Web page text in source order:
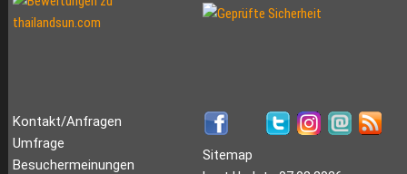
Kontakt/Anfragen
Umfrage
Besuchermeinungen
Sitemap